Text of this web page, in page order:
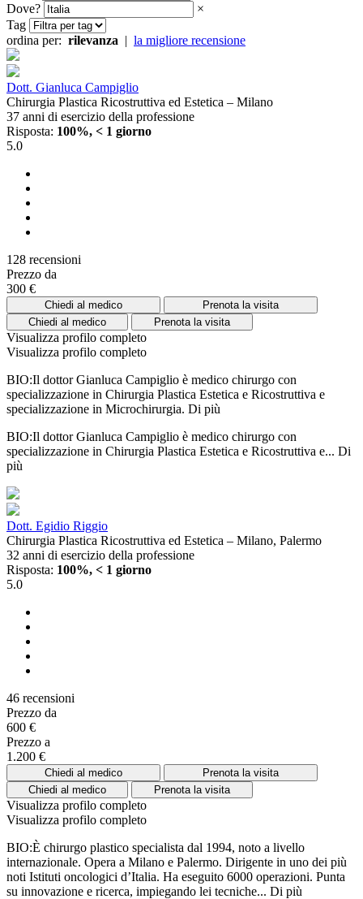
Dove?
×
Tag
ordina per: rilevanza | la migliore recensione
Dott. Gianluca Campiglio
Chirurgia Plastica Ricostruttiva ed Estetica – Milano
37 anni di esercizio della professione
Risposta: 100%, < 1 giorno
5.0
128 recensioni
Prezzo da
300 €
Chiedi al medico
Prenota la visita
Chiedi al medico
Prenota la visita
Visualizza profilo completo
Visualizza profilo completo
BIO:Il dottor Gianluca Campiglio è medico chirurgo con
specializzazione in Chirurgia Plastica Estetica e Ricostruttiva e
specializzazione in Microchirurgia. Di più
BIO:Il dottor Gianluca Campiglio è medico chirurgo con
specializzazione in Chirurgia Plastica Estetica e Ricostruttiva e... Di
più
Dott. Egidio Riggio
Chirurgia Plastica Ricostruttiva ed Estetica – Milano, Palermo
32 anni di esercizio della professione
Risposta: 100%, < 1 giorno
5.0
46 recensioni
Prezzo da
600 €
Prezzo a
1.200 €
Chiedi al medico
Prenota la visita
Chiedi al medico
Prenota la visita
Visualizza profilo completo
Visualizza profilo completo
BIO:È chirurgo plastico specialista dal 1994, noto a livello
internazionale. Opera a Milano e Palermo. Dirigente in uno dei più
noti Istituti oncologici d’Italia. Ha eseguito 6000 operazioni. Punta
su innovazione e ricerca, impiegando lei tecniche... Di più